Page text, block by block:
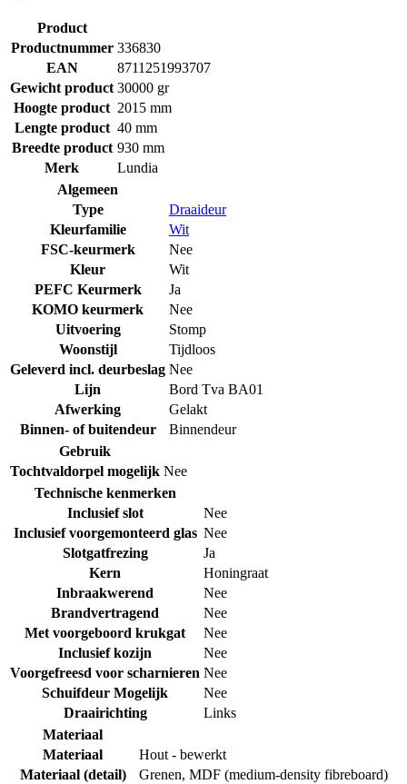
Product
Productnummer 336830
EAN
8711251993707
Gewicht product 30000 gr
Hoogte product 2015 mm
Lengte product 40 mm
Breedte product 930 mm
Merk
Lundia
Algemeen
Type
Draaideur
Kleurfamilie
Wit
FSC-keurmerk
Nee
Kleur
Wit
PEFC Keurmerk
Ja
KOMO keurmerk
Nee
Uitvoering
Stomp
Woonstijl
Tijdloos
Geleverd incl. deurbeslag Nee
Lijn
Bord Tva BA01
Afwerking
Gelakt
Binnen- of buitendeur
Binnendeur
Gebruik
Tochtvaldorpel mogelijk Nee
Technische kenmerken
Inclusief slot
Nee
Inclusief voorgemonteerd glas Nee
Slotgatfrezing
Ja
Kern
Honingraat
Inbraakwerend
Nee
Brandvertragend
Nee
Met voorgeboord krukgat
Nee
Inclusief kozijn
Nee
Voorgefreesd voor scharnieren Nee
Schuifdeur Mogelijk
Nee
Draairichting
Links
Materiaal
Materiaal
Hout - bewerkt
Materiaal (detail)
Grenen, MDF (medium-density fibreboard)